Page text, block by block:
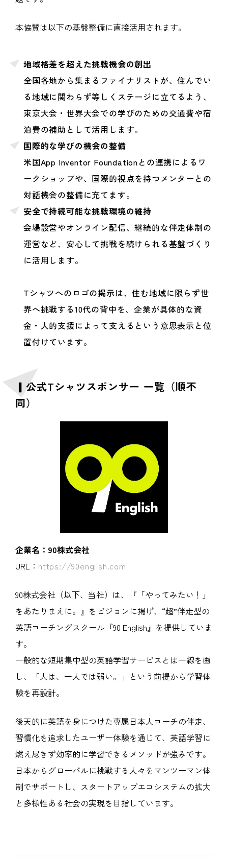
本協賛は以下の基盤整備に直接活用されます。
地域格差を超えた挑戦機会の創出
全国各地から集まるファイナリストが、住んでい
る地域に関わらず等しくステージに立てるよう、
東京大会・世界大会での学びのための交通費や宿
泊費の補助として活用します。
国際的な学びの機会の整備
米国App Inventor Foundationとの連携によるワ
ークショップや、国際的視点を持つメンターとの
対話機会の整備に充てます。
安全で持続可能な挑戦環境の維持
会場設営やオンライン配信、継続的な伴走体制の
運営など、安心して挑戦を続けられる基盤づくり
に活用します。
Tシャツへのロゴの掲示は、住む地域に限らず世
界へ挑戦する10代の背中を、企業が具体的な資
金・人的支援によって支えるという意思表示と位
置付けています。
▎公式Tシャツスポンサー 一覧（順不
同）
企業名：90株式会社
URL： https://90english.com
90株式会社（以下、当社）は、『「やってみたい！」
をあたりまえに。』をビジョンに掲げ、“超”伴走型の
英語コーチングスクール『90 English』を提供していま
す。
一般的な短期集中型の英語学習サービスとは一線を画
し、「人は、一人では弱い。」という前提から学習体
験を再設計。
後天的に英語を身につけた専属日本人コーチの伴走、
習慣化を追求したユーザー体験を通じて、英語学習に
燃え尽きず効率的に学習できるメソッドが強みです。
日本からグローバルに挑戦する人々をマンツーマン体
制でサポートし、スタートアップエコシステムの拡大
と多様性ある社会の実現を目指しています。